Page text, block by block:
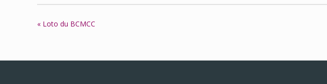
Navigation
« Loto du BCMCC